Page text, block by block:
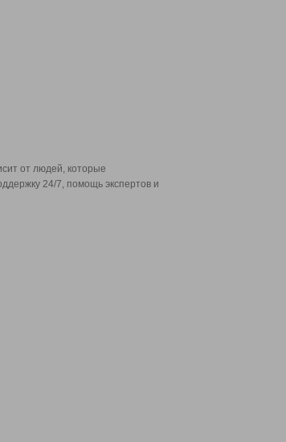
от людей, которые
24/7, помощь экспертов и